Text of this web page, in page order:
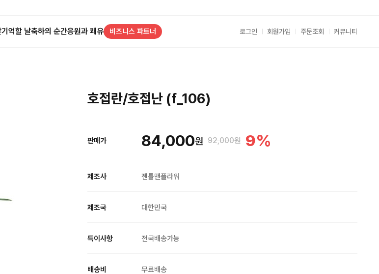
기억할 날축하의 순간응원과 쾌유 비즈니스 파트너 로그인 회원가입 주문조회 커뮤니티
호접란/호접난 (f_106)
판매가 84,000원 92,000원 9%
제조사 젠틀맨플라워
제조국 대한민국
특이사항 전국배송가능
배송비 무료배송